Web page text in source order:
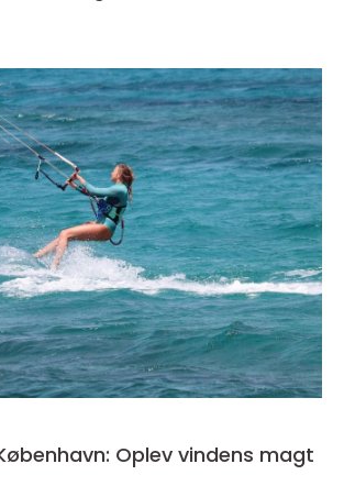
Oplev vindens magt